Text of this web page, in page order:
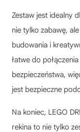
Zestaw jest idealny
nie tylko zabawę,
budowania i
łatwe do
bezpieczeństwa,
jest bezpieczne
Na koniec, LEGO
rekina to nie tylko